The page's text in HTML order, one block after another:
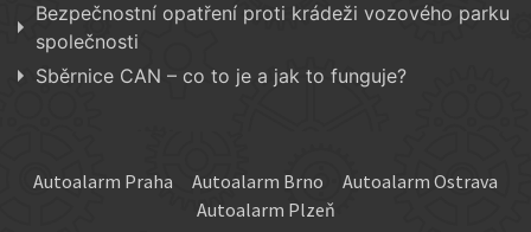
Bezpečnostní opatření proti krádeži vozového parku
společnosti
Sběrnice CAN – co to je a jak to funguje?
Autoalarm Praha Autoalarm Brno
Autoalarm Ostrava
Autoalarm Plzeň